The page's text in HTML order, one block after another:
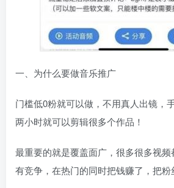
一、为什么要做音乐推广
门槛低0粉就可以做，不用真人出镜，
两小时就可以剪辑很多个作品！
最重要的就是覆盖面广，很多很多视
有竞争，在热门的同时把钱赚了，把粉